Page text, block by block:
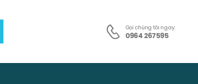
Gọi chúng tôi ngay:
0964 267595